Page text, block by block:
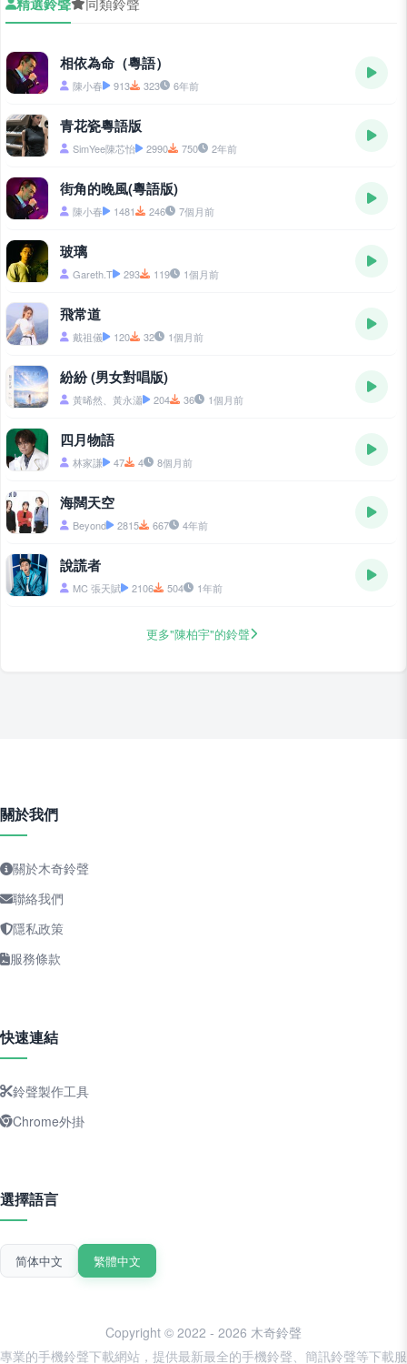
相依為命（粵語）
陳小春 913 323 6年前
青花瓷粵語版
SimYee陳芯怡 2990 750 2年前
街角的晚風(粵語版)
陳小春 1481 246 7個月前
玻璃
Gareth.T 293 119 1個月前
飛常道
戴祖儀 120 32 1個月前
紛紛 (男女對唱版)
黃晞然、黃永瀟 204 36 1個月前
四月物語
林家謙 47 4 8個月前
海闊天空
Beyond 2815 667 4年前
說謊者
MC 張天賦 2106 504 1年前
更多"陳柏宇"的鈴聲
關於我們
關於木奇鈴聲
聯絡我們
隱私政策
服務條款
快速連結
鈴聲製作工具
Chrome外掛
選擇語言
简体中文 繁體中文
Copyright © 2022 - 2026 木奇鈴聲
專業的手機鈴聲下載網站，提供最新最全的手機鈴聲、簡訊鈴聲等下載服